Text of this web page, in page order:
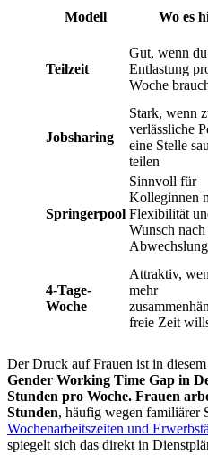
Modell Wo es
Teilzeit
Gut, wenn
Entlastung
Woche
Jobsharing
Stark, wenn
verlässliche
eine Stelle
teilen
Springerpool
Sinnvoll für
Kolleginnen
Flexibilität
Wunsch nach
Abwechslung
4-Tage-
Woche
Attraktiv,
mehr
freie Zeit
Der Druck auf Frauen ist in
Gender Working Time Gap in
Stunden pro Woche. Frauen
Stunden, häufig wegen familiärer
Wochenarbeitszeiten und
spiegelt sich das direkt in